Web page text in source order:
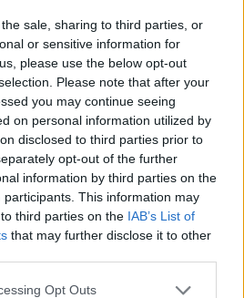
sale, sharing to third parties, or
or sensitive information for
please use the below opt-out
Please note that after your
you may continue seeing
on personal information utilized by
disclosed to third parties prior to
opt-out of the further
information by third parties on the
participants. This information may
third parties on the IAB’s List of
that may further disclose it to other
Opt Outs
σύντομη διαδικασία. Δεν
μπορεί ακόμη και να ολοκληρωθεί σε
η διαδικασία